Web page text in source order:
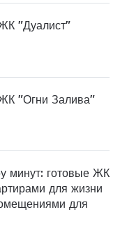
"Дуалист"
ЖК "Огни Залива"
минут: готовые ЖК
для жизни
для